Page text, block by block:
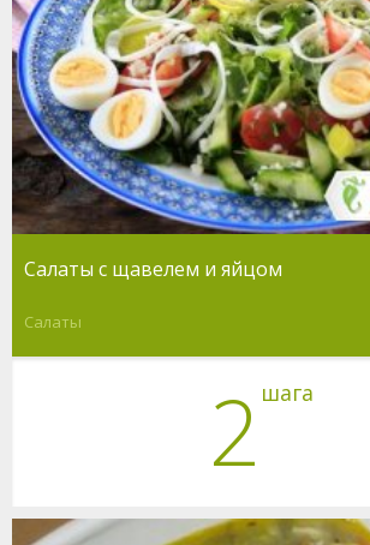
Салаты с щавелем и яйцом
Салаты
2 шага